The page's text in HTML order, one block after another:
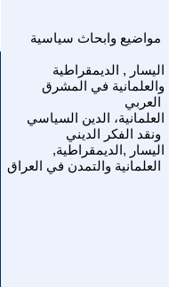
مواضيع وابحاث سياسية
اليسار , الديمقراطية
والعلمانية في المشرق
العربي
العلمانية، الدين السياسي
ونقد الفكر الديني
اليسار ,الديمقراطية,
العلمانية والتمدن في العراق